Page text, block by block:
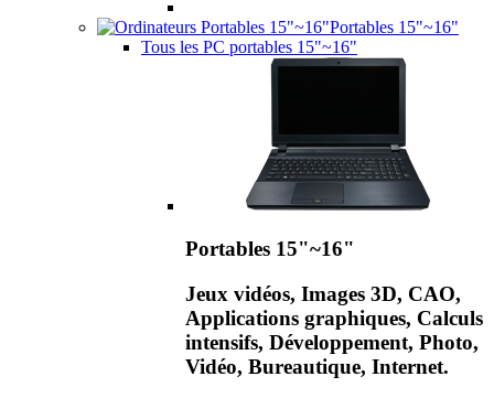
Portables 15"~16"
Tous les PC portables 15"~16"
Portables 15"~16"
Jeux vidéos, Images 3D, CAO,
Applications graphiques, Calculs
intensifs, Développement, Photo,
Vidéo, Bureautique, Internet.